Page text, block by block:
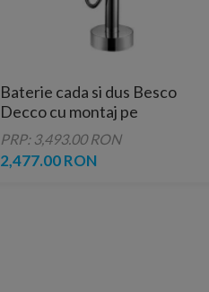
Baterie cada si dus Besco
Decco cu montaj pe
pardoseala
PRP: 3,493.00 RON
2,477.00 RON